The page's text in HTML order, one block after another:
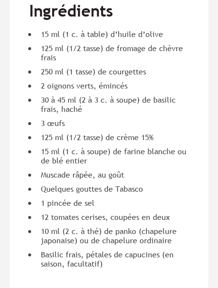
Ingrédients
15 ml (1 c. à table) d’huile d’olive
125 ml (1/2 tasse) de fromage de chèvre
frais
250 ml (1 tasse) de courgettes
2 oignons verts, émincés
30 à 45 ml (2 à 3 c. à soupe) de basilic
frais, haché
3 œufs
125 ml (1/2 tasse) de crème 15%
15 ml (1 c. à soupe) de farine blanche ou
de blé entier
Muscade râpée, au goût
Quelques gouttes de Tabasco
1 pincée de sel
12 tomates cerises, coupées en deux
10 ml (2 c. à thé) de panko (chapelure
japonaise) ou de chapelure ordinaire
Basilic frais, pétales de capucines (en
saison, facultatif)